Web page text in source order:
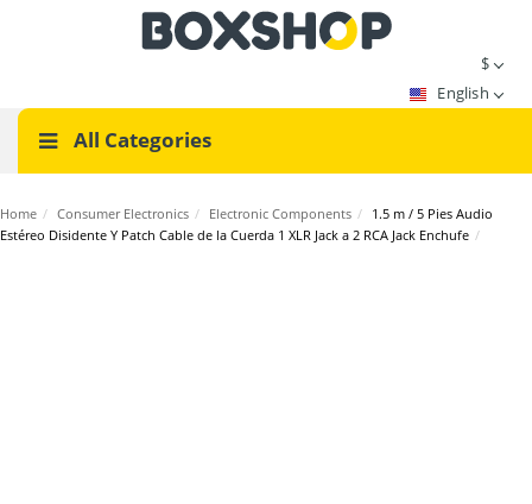
$
English
All Categories
Home / Consumer Electronics / Electronic Components / 1.5 m / 5 Pies Audio
Estéreo Disidente Y Patch Cable de la Cuerda 1 XLR Jack a 2 RCA Jack Enchufe /